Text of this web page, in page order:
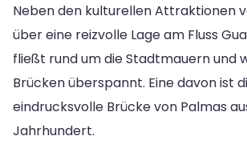
Neben den kulturellen Attraktionen
über eine reizvolle Lage am Fluss
fließt rund um die Stadtmauern und
Brücken überspannt. Eine davon ist
eindrucksvolle Brücke von Palmas
Jahrhundert.